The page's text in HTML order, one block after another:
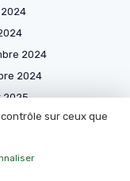
2024
2024
2025
sur ceux que